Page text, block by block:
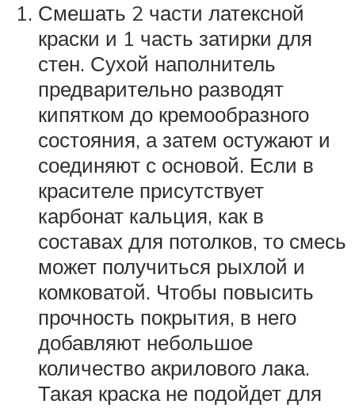
Смешать 2 части латексной
краски и 1 часть затирки для
стен. Сухой наполнитель
предварительно разводят
кипятком до кремообразного
состояния, а затем остужают и
соединяют с основой. Если в
красителе присутствует
карбонат кальция, как в
составах для потолков, то смесь
может получиться рыхлой и
комковатой. Чтобы повысить
прочность покрытия, в него
добавляют небольшое
количество акрилового лака.
Такая краска не подойдет для